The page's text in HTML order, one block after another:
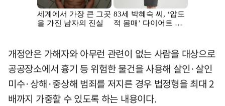
개정안은 가해자와 아무런 관련이 없는 사람을 대상으로
공공장소에서 흉기 등 위험한 물건을 사용해 살인·살인
미수·상해·중상해 범죄를 저지른 경우 법정형을 최대 2
배까지 가중할 수 있도록 하는 내용이다.